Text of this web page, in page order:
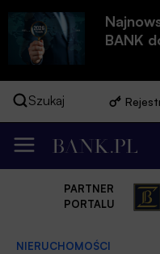
BANK
Szukaj
PARTNER
PORTALU
NIERUCHOMOŚCI